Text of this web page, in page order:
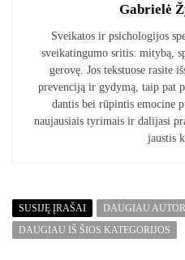
Gabrielė
Sveikatos ir psichologijos
sveikatingumo sritis: mitybą,
gerovę. Jos tekstuose rasite
prevenciją ir gydymą, taip pat
dantis bei rūpintis emocine
naujausiais tyrimais ir dalijasi
jaustis
SUSIJĘ ĮRAŠAI
DAUGIAU
DAUGIAU IŠ ŠIOS KATEGORIJOS